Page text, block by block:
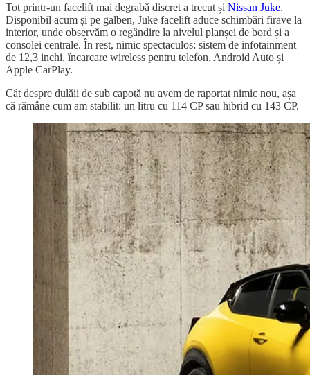
Tot printr-un facelift mai degrabă discret a trecut și Nissan Juke.
Disponibil acum și pe galben, Juke facelift aduce schimbări firave la
interior, unde observăm o regândire la nivelul planșei de bord și a
consolei centrale. În rest, nimic spectaculos: sistem de infotainment
de 12,3 inchi, încarcare wireless pentru telefon, Android Auto și
Apple CarPlay.
Cât despre dulăii de sub capotă nu avem de raportat nimic nou, așa
că rămâne cum am stabilit: un litru cu 114 CP sau hibrid cu 143 CP.